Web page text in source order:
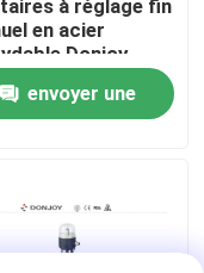
à réglage fin
en acier
Donjoy
envoyer une